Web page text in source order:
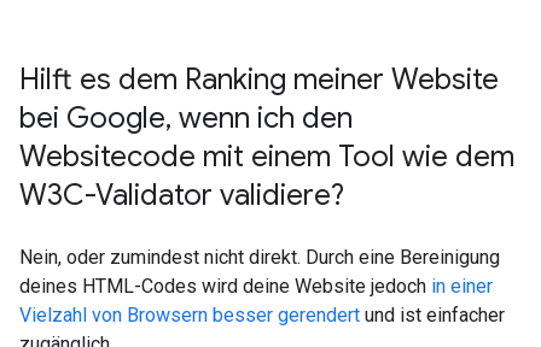
Hilft es dem Ranking meiner Website
bei Google, wenn ich den
Websitecode mit einem Tool wie dem
W3C-Validator validiere?
Nein, oder zumindest nicht direkt. Durch eine Bereinigung
deines HTML-Codes wird deine Website jedoch in einer
Vielzahl von Browsern besser gerendert und ist einfacher